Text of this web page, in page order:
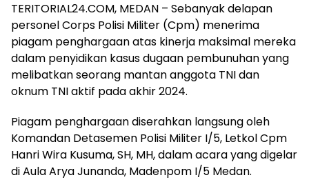
TERITORIAL24.COM, MEDAN – Sebanyak delapan
personel Corps Polisi Militer (Cpm) menerima
piagam penghargaan atas kinerja maksimal mereka
dalam penyidikan kasus dugaan pembunuhan yang
melibatkan seorang mantan anggota TNI dan
oknum TNI aktif pada akhir 2024.
Piagam penghargaan diserahkan langsung oleh
Komandan Detasemen Polisi Militer I/5, Letkol Cpm
Hanri Wira Kusuma, SH, MH, dalam acara yang digelar
di Aula Arya Junanda, Madenpom I/5 Medan.